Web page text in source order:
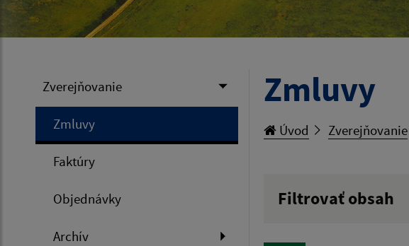
Zverejňovanie
Zmluvy
Faktúry
Objednávky
Archív
Zmluvy
Úvod Zverejňovanie
Filtrovať obsah